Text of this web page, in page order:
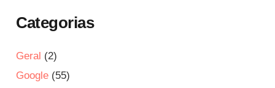
Categorias
Geral (2)
Google(55)